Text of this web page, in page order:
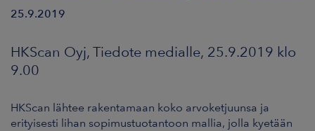
MEISTÄ
25.9.2019
HKScan Oyj, Tiedote medialle, 25.9.2019 klo
9.00
HKScan lähtee rakentamaan koko arvoketjuunsa ja
erityisesti lihan sopimustuotantoon mallia, jolla kyetään